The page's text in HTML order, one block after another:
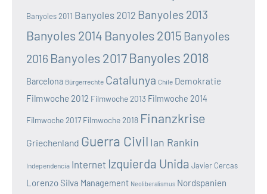
Banyoles 2011 Banyoles 2012 Banyoles 2013
Banyoles 2014 Banyoles 2015 Banyoles
2016 Banyoles 2017 Banyoles 2018
Barcelona Bürgerrechte Catalunya Chile Demokratie
Filmwoche 2012 Filmwoche 2013 Filmwoche 2014
Filmwoche 2017 Filmwoche 2018 Finanzkrise
Griechenland Guerra Civil Ian Rankin
Independencia Internet Izquierda Unida Javier Cercas
Lorenzo Silva Management Neoliberalismus Nordspanien